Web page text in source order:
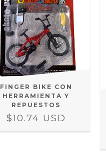
FINGER BIKE CON
HERRAMIENTA Y
REPUESTOS
$10.74 USD